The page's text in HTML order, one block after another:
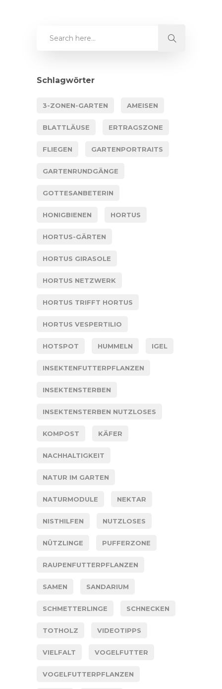
Schlagwörter
3-ZONEN-GARTEN AMEISEN
BLATTLÄUSE ERTRAGSZONE
FLIEGEN GARTENPORTRAITS
GARTENRUNDGÄNGE
GOTTESANBETERIN
HONIGBIENEN HORTUS
HORTUS-GÄRTEN
HORTUS GIRASOLE
HORTUS NETZWERK
HORTUS TRIFFT HORTUS
HORTUS VESPERTILIO
HOTSPOT HUMMELN IGEL
INSEKTENFUTTERPFLANZEN
INSEKTENSTERBEN
INSEKTENSTERBEN NUTZLOSES
KOMPOST KÄFER
NACHHALTIGKEIT
NATUR IM GARTEN
NATURMODULE NEKTAR
NISTHILFEN NUTZLOSES
NÜTZLINGE PUFFERZONE
RAUPENFUTTERPFLANZEN
SAMEN SANDARIUM
SCHMETTERLINGE SCHNECKEN
TOTHOLZ VIDEOTIPPS
VIELFALT VOGELFUTTER
VOGELFUTTERPFLANZEN